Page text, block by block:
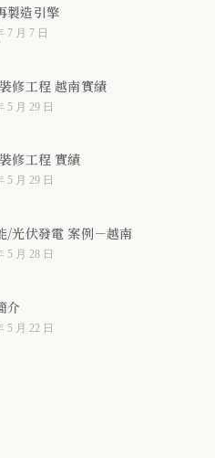
製造引擎
7 月 7 日
修工程 越南實績
5 月 29 日
修工程 實績
5 月 29 日
/光伏發電 案例－越南
5 月 28 日
介
5 月 22 日